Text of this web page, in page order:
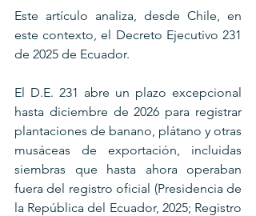
Este artículo analiza, desde Chile, en
este contexto, el Decreto Ejecutivo 231
de 2025 de Ecuador.
El D.E. 231 abre un plazo excepcional
hasta diciembre de 2026 para registrar
plantaciones de banano, plátano y otras
musáceas de exportación, incluidas
siembras que hasta ahora operaban
fuera del registro oficial (Presidencia de
la República del Ecuador, 2025; Registro